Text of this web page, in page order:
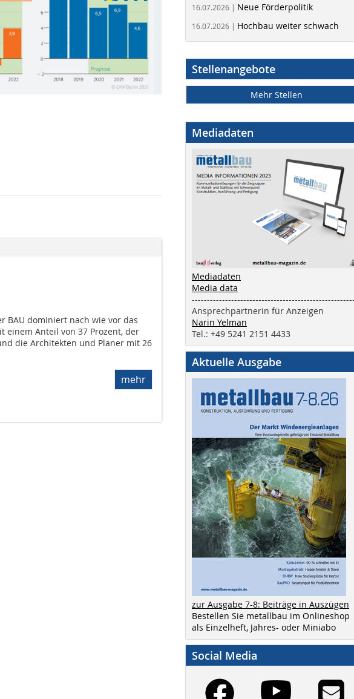
BAU dominiert nach wie vor das
einem Anteil von 37 Prozent, der
die Architekten und Planer mit 26
mehr
16.07.2026 | Neue Förderpolitik
16.07.2026 | Hochbau weiter schwach
Stellenangebote
Mehr Stellen
Mediadaten
Mediadaten
Media data
Ansprechpartnerin für Anzeigen
Narin Yelman
Tel.: +49 5241 2151 4433
Aktuelle Ausgabe
zur Ausgabe 7-8: Beiträge in Auszügen
Bestellen Sie metallbau im Onlineshop
als Einzelheft, Jahres- oder Miniabo
Social Media